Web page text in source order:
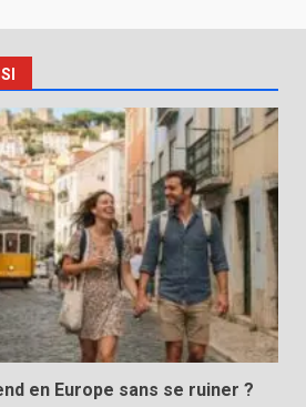
en Europe sans se ruiner ?